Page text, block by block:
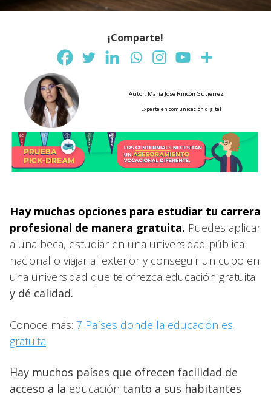
¡Comparte!
Autor: María José Rincón Gutiérrez
Experta en comunicación digital
Hay muchas opciones para estudiar tu carrera
profesional de manera gratuita. Puedes aplicar
a una beca, estudiar en una universidad pública
nacional o viajar al exterior y conseguir un cupo en
una universidad que te ofrezca educación gratuita
y dé calidad.
Conoce más: 7 Países donde la educación es
gratuita
Hay muchos países que ofrecen facilidad de
acceso a la educación tanto a sus habitantes